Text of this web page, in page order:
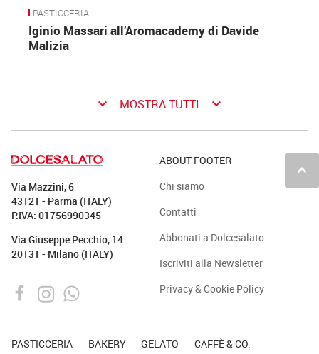
PASTICCERIA
Iginio Massari all’Aromacademy di Davide
Malizia
keyboard_arrow_down MOSTRA TUTTI keyboard_arrow_down
keyboard_arrow_up
Via Mazzini, 6
43121 - Parma (ITALY)
P.IVA: 01756990345
Via Giuseppe Pecchio, 14
20131 - Milano (ITALY)
ABOUT FOOTER
Chi siamo
Contatti
Abbonati a Dolcesalato
Iscriviti alla Newsletter
Privacy & Cookie Policy
PASTICCERIA BAKERY GELATO CAFFÈ & CO.